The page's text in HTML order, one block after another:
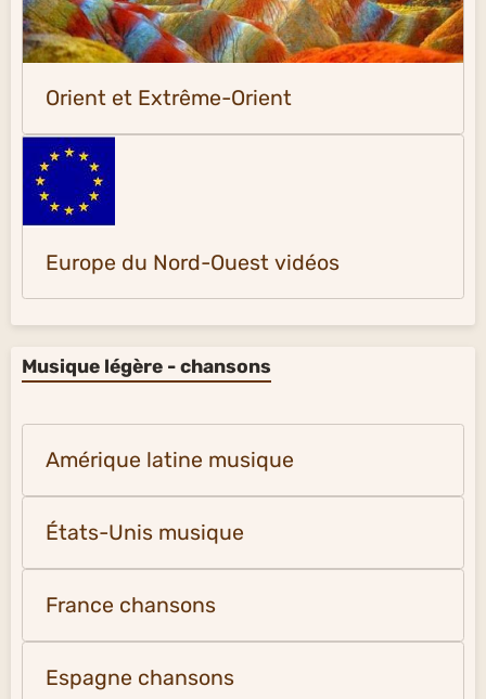
Orient et Extrême-Orient
Europe du Nord-Ouest vidéos
Musique légère - chansons
Amérique latine musique
États-Unis musique
France chansons
Espagne chansons